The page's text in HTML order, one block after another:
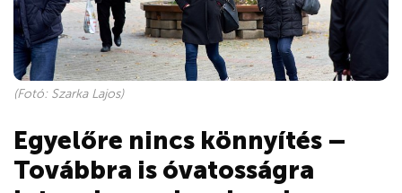
(Fotó: Szarka Lajos)
Egyelőre nincs könnyítés –
Továbbra is óvatosságra